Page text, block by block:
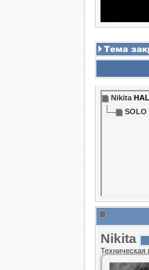
Nikita
SOLO
Nikita
Техническая